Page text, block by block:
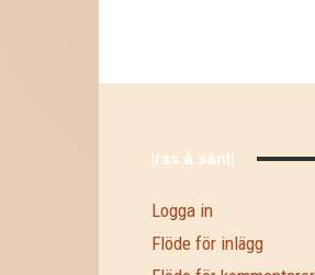
|rss.å.sånt|
Logga in
Flöde för inlägg